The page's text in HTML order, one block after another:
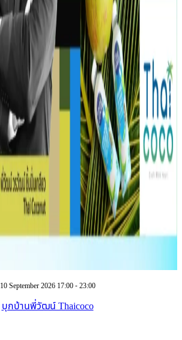
10 September 2026 17:00 - 23:00
บุกบ้านพี่วัฒน์ Thaicoco